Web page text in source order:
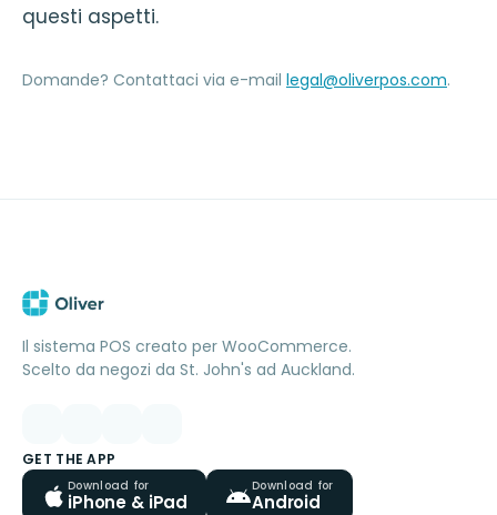
questi aspetti.
Domande? Contattaci via e-mail legal@oliverpos.com.
Il sistema POS creato per WooCommerce.
Scelto da negozi da St. John's ad Auckland.
GET THE APP
Download for
iPhone & iPad
Download for
Android